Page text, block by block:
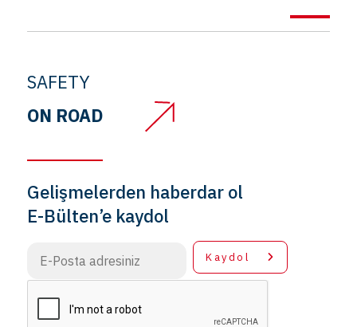
SAFETY
ON ROAD
Gelişmelerden haberdar ol
E-Bülten’e kaydol
Kaydol